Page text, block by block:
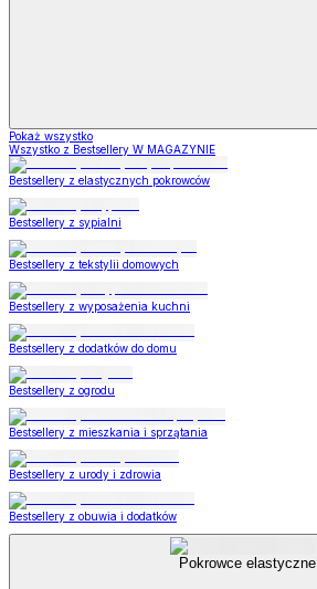
Pokaż wszystko
Wszystko z Bestsellery W MAGAZYNIE
Bestsellery z elastycznych pokrowców
Bestsellery z sypialni
Bestsellery z tekstylii domowych
Bestsellery z wyposażenia kuchni
Bestsellery z dodatków do domu
Bestsellery z ogrodu
Bestsellery z mieszkania i sprzątania
Bestsellery z urody i zdrowia
Bestsellery z obuwia i dodatków
Pokrowce elastyczne